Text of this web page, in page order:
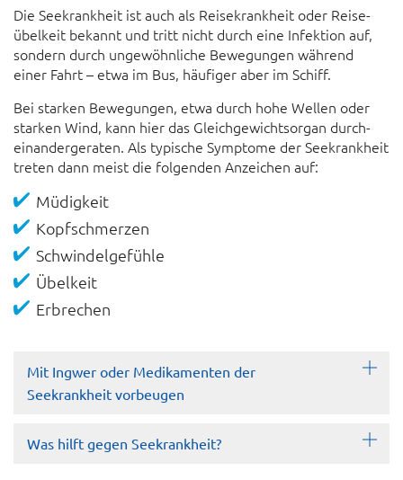
Die See­krankheit ist auch als Reise­krankheit oder Reise­
übelkeit bekannt und tritt nicht durch eine Infektion auf,
sondern durch un­ge­wöhnliche Bewegungen während
einer Fahrt – etwa im Bus, häufiger aber im Schiff.
Bei starken Bewegungen, etwa durch hohe Wellen oder
starken Wind, kann hier das Gleich­gewichts­organ durch­
ein­ander­geraten. Als typische Symptome der See­krank­heit
treten dann meist die folgenden An­zeichen auf:
Müdigkeit
Kopf­schmerzen
Schwindel­gefühle
Übel­keit
Erbrechen
Mit Ingwer oder Medikamenten der
Seekrankheit vorbeugen
Was hilft gegen Seekrankheit?